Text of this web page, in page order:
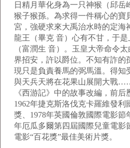
日精月華化身為一只神猴（邱岳
猴子猴孫。為求得一件稱心的寶
宮，強硬求來大禹治水時的定海
龍王（畢克 音）心有不甘，于
（富潤生 音）。玉皇大帝命令
界招安，許以爵位。不知有詐的
現只是負責養馬的弼馬溫。得知
與天兵天將在花果山展開大戰
《西游記》中的故事改編，前
1962年捷克斯洛伐克卡羅維發利
獎、1978年英國倫敦國際電影節
年厄瓜多爾第四屆國際兒童電影
電影“百花獎”最佳美術片獎。